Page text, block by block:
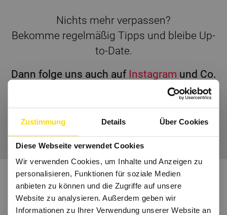
Zustimmung Details Über Cookies
Diese Webseite verwendet Cookies
Wir verwenden Cookies, um Inhalte und Anzeigen zu
personalisieren, Funktionen für soziale Medien
anbieten zu können und die Zugriffe auf unsere
Website zu analysieren. Außerdem geben wir
Informationen zu Ihrer Verwendung unserer Website an
Nichts mehr verpassen?
Bekomme regelmäßig Tipps und bleibe Up-
to-Date.
Dann folge uns auch auf Instagram und Co.
Wir freuen uns auf Dich.